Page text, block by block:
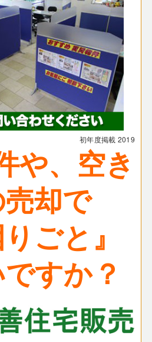
初年度掲載 2019
や、空き
却で
ごと』
すか？